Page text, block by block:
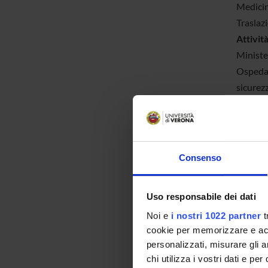
Consenso
Uso responsabile dei dati
Noi e i nostri 1022 partner
cookie per memorizzare e
personalizzati, misurare gli
chi utilizza i vostri dati e per
di
campi